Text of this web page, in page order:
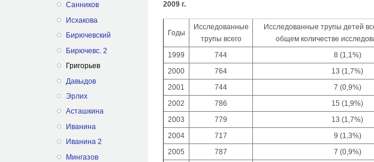
Санников
Исхакова
Бирючевский
Бирючевс. 2
Григорьев
Давыдов
Эрлих
Асташкина
Иванина
Иванина 2
Мингазов
2009 г.
Годы
Исследованные
трупы всего
Исследованные трупы детей
общем количестве
1999
744 8 (1,1%)
2000
764 13 (1,7%)
2001
744 7 (0,9%)
2002
786 15 (1,9%)
2003
779 13 (1,7%)
2004
717 9 (1,3%)
2005
787 7 (0,9%)